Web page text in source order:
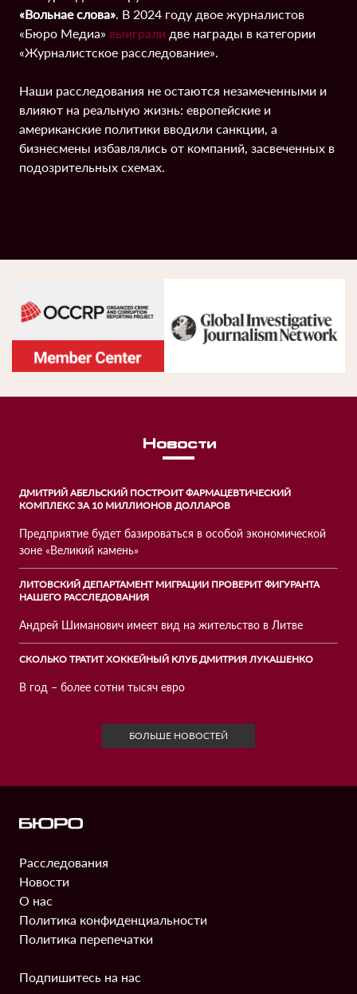
«Вольнае слова». В 2024 году двое журналистов
«Бюро Медиа» выиграли две награды в категории
«Журналистское расследование».
Наши расследования не остаются незамеченными и
влияют на реальную жизнь: европейские и
американские политики вводили санкции, а
бизнесмены избавлялись от компаний, засвеченных в
подозрительных схемах.
Новости
ДМИТРИЙ АБЕЛЬСКИЙ ПОСТРОИТ ФАРМАЦЕВТИЧЕСКИЙ
КОМПЛЕКС ЗА 10 МИЛЛИОНОВ ДОЛЛАРОВ
Предприятие будет базироваться в особой экономической
зоне «Великий камень»
ЛИТОВСКИЙ ДЕПАРТАМЕНТ МИГРАЦИИ ПРОВЕРИТ ФИГУРАНТА
НАШЕГО РАССЛЕДОВАНИЯ
Андрей Шиманович имеет вид на жительство в Литве
СКОЛЬКО ТРАТИТ ХОККЕЙНЫЙ КЛУБ ДМИТРИЯ ЛУКАШЕНКО
В год – более сотни тысяч евро
БОЛЬШЕ НОВОСТЕЙ
Информация
Расследования
Новости
О нас
Политика конфиденциальности
Политика перепечатки
Подпишитесь на нас